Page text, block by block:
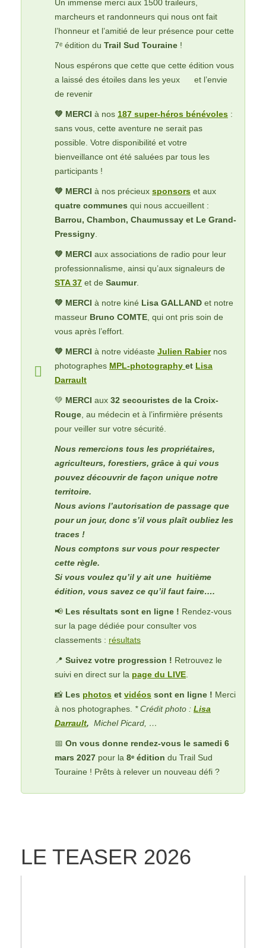
Un immense merci aux 1500 traileurs,
marcheurs et randonneurs qui nous ont fait
l’honneur et l’amitié de leur présence pour cette
7ᵉ édition du Trail Sud Touraine !
Nous espérons que cette que cette édition vous
a laissé des étoiles dans les yeux
et l’envie
de revenir
💚 MERCI à nos 187 super-héros bénévoles :
sans vous, cette aventure ne serait pas
possible. Votre disponibilité et votre
bienveillance ont été saluées par tous les
participants !
💚 MERCI à nos précieux sponsors et aux
quatre communes qui nous accueillent :
Barrou, Chambon, Chaumussay et Le Grand-
Pressigny
💚 MERCI aux associations de radio pour leur
professionnalisme, ainsi qu’aux signaleurs de
STA 37 et de Saumur.
💚 MERCI à notre kiné Lisa GALLAND et notre
masseur Bruno COMTE , qui ont pris soin de
vous après l’effort.
💚 MERCI à notre vidéaste Julien Rabiernos
photographes MPL-photography et Lisa
Darrault
💚 MERCI aux 32 secouristes de la Croix-
Rouge , au médecin et à l’infirmière présents
pour veiller sur votre sécurité.
Nous remercions tous les propriétaires,
agriculteurs, forestiers, grâce à qui vous
pouvez découvrir de façon unique notre
territoire.
Nous avions l’autorisation de passage que
pour un jour, donc s’il vous plaît oubliez les
traces !
Nous comptons sur vous pour respecter
cette règle.
Si vous voulez qu’il y ait une huitième
édition, vous savez ce qu’il faut faire….
📢 Les résultats sont en ligne ! Rendez-vous
sur la page dédiée pour consulter vos
classements : résultats
📍 Suivez votre progression ! Retrouvez le
suivi en direct sur la page du LIVE
📸 Les photos et vidéos sont en ligne ! Merci
à nos photographes. * Crédit photo : Lisa
Darrault, Michel Picard, …
📅 On vous donne rendez-vous le samedi 6
mars 2027 pour la 8ᵉ édition du Trail Sud
Touraine ! Prêts à relever un nouveau défi ?
LE TEASER 2026